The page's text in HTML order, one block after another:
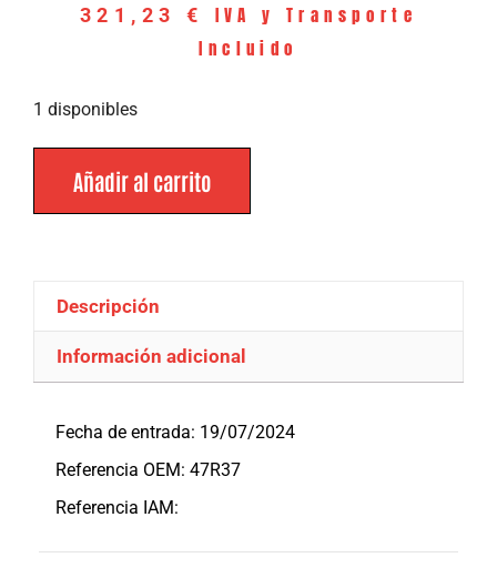
321,23 €
IVA y Transporte
Incluido
1 disponibles
Añadir al carrito
Descripción
Información adicional
Fecha de entrada: 19/07/2024
Referencia OEM: 47R37
Referencia IAM: